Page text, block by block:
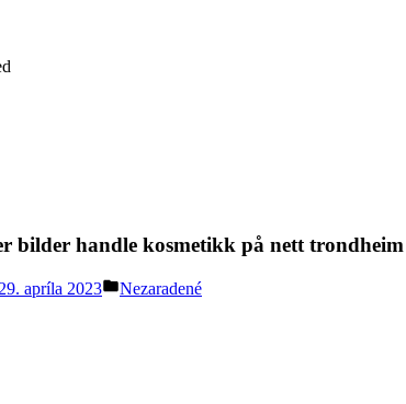
bilder handle kosmetikk på nett trondheim
apríla 2023
Posted
Nezaradené